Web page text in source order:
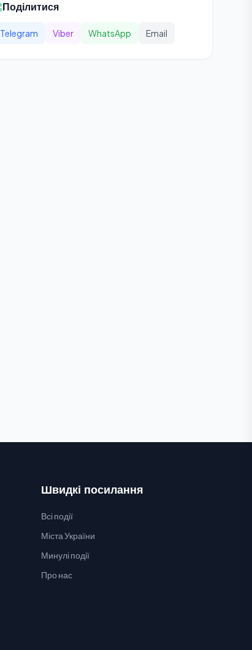
Поділитися
Telegram Viber WhatsApp Email
Швидкі посилання
Всі події
Міста України
Минулі події
Про нас